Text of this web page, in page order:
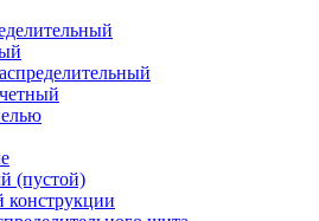
(пустой)
конструкции